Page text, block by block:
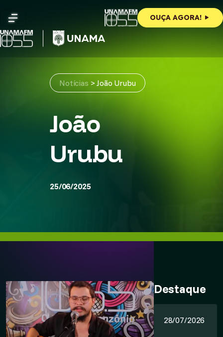
content
OUÇA AGORA!
Notícias >João Urubu
João
Urubu
25/06/2025
Destaque
28/07/2026